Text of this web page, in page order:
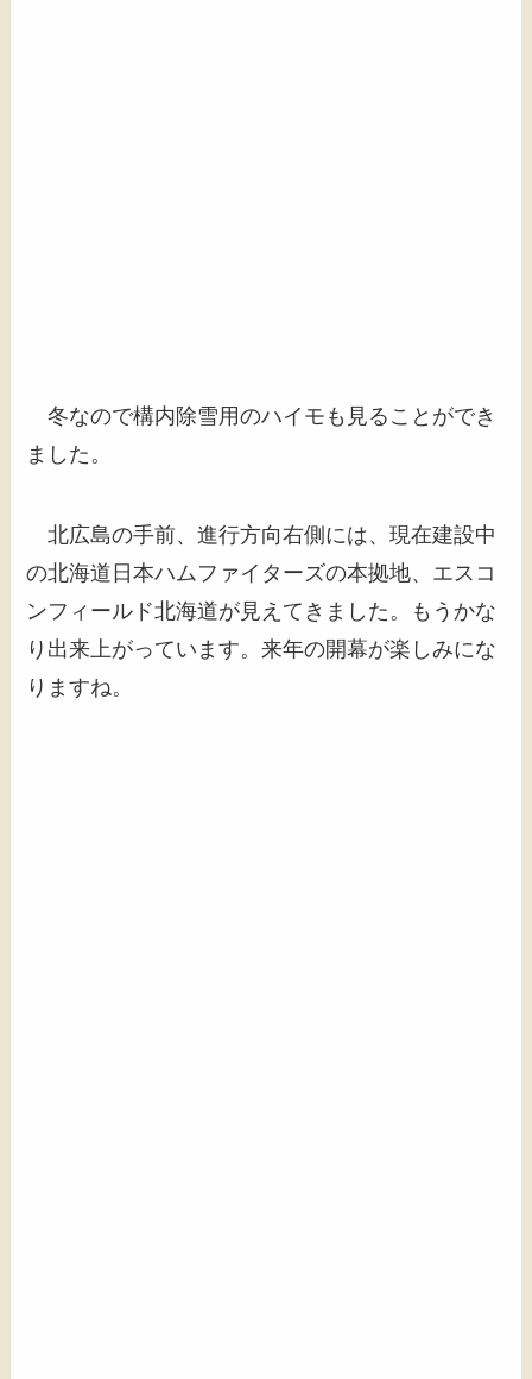
冬なので構内除雪用のハイモも見ることができ
ました。
北広島の手前、進行方向右側には、現在建設中
の北海道日本ハムファイターズの本拠地、エスコ
ンフィールド北海道が見えてきました。もうかな
り出来上がっています。来年の開幕が楽しみにな
りますね。